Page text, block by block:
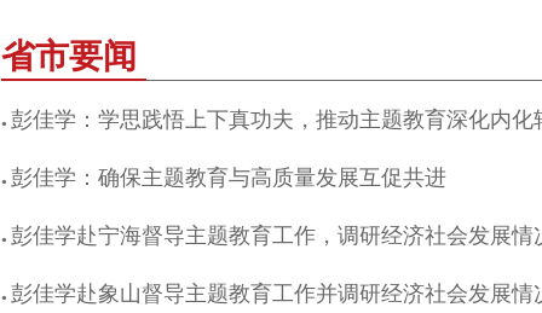
省市要闻
● 彭佳学：学思践悟上下真功夫，推动主题教育深化内化
● 彭佳学：确保主题教育与高质量发展互促共进
● 彭佳学赴宁海督导主题教育工作，调研经济社会发展情
● 彭佳学赴象山督导主题教育工作并调研经济社会发展情